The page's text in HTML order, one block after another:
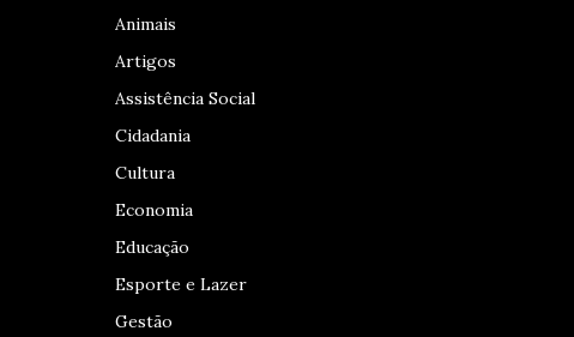
Animais
Artigos
Assistência Social
Cidadania
Cultura
Economia
Educação
Esporte e Lazer
Gestão